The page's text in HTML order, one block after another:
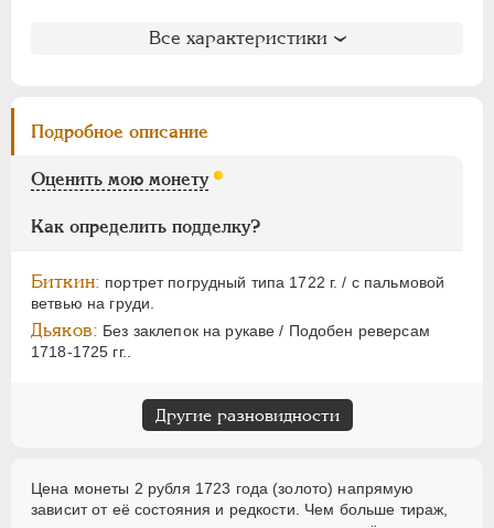
Литература и редкость
Дьяков: 2-4,6
Дьяков ЗС
: 1245 (R2) - 1248 (R2)
Семёнов: 31- (2900-2960) (R2!;R2+!)
Гиль : 1
Все характеристики
Подробное описание
Оценить мою монету
Как определить подделку?
Биткин: портрет погрудный типа 1722 г. / с пальмовой
ветвью на груди.
Дьяков: Без заклепок на рукаве / Подобен реверсам
1718-1725 гг..
Другие разновидности
Цена монеты 2 рубля 1723 года (золото) напрямую
зависит от её состояния и редкости. Чем больше тираж,
1855-1881
ВРЕМЕННОЕ ПРАВ. 1917-1918